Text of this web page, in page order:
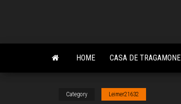
content
HOME CASA DE
Category Leimer21632